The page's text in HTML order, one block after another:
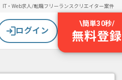
IT・Web求人/転職フリーランスクリエイター案件
ログイン
\簡単30秒/
無料登録